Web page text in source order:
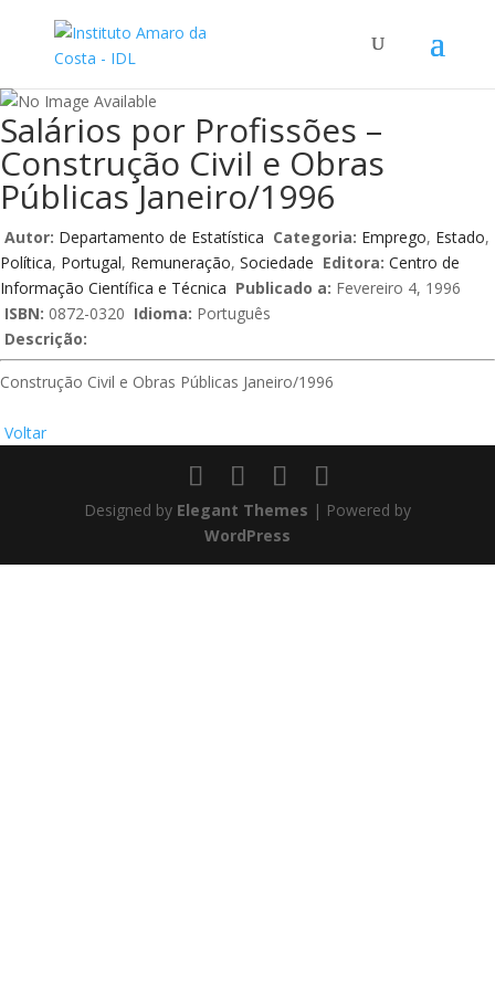
Salários por Profissões –
Construção Civil e Obras
Públicas Janeiro/1996
Autor: Departamento de Estatística Categoria: Emprego, Estado,
Política, Portugal, Remuneração, Sociedade Editora: Centro de
Informação Científica e Técnica Publicado a: Fevereiro 4, 1996
ISBN: 0872-0320 Idioma: Português
Descrição:
Construção Civil e Obras Públicas Janeiro/1996
Voltar
Designed by Elegant Themes | Powered by
WordPress